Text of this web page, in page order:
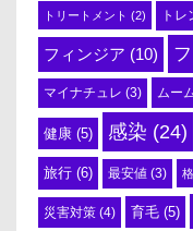
トリートメント (2) トレ
フィンジア (10)
マイナチュレ (3) ムー
健康 (5) 感染 (24)
旅行 (6) 最安値 (3)
災害対策 (4) 育毛 (5)